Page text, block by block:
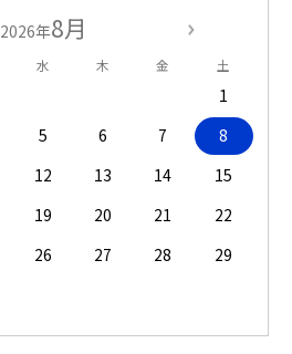
2026年8月
水 木 金 土
1
5 6 7
8
12 13 14
15
19 20 21
22
26 27 28
29